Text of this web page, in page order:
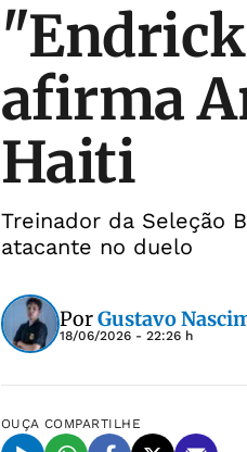
afirma
Haiti
Treinador da Seleção
atacante no duelo
PorGustavo
18/06/2026 - 22:26 h
OUÇA COMPARTILHE